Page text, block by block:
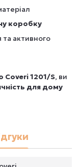
коробку
активного
Coveri 1201/S, ви
для дому